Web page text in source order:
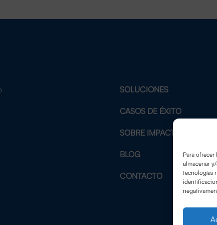
Para
almacenar
tecnologías
SOLUCIONES
CASOS DE ÉXITO
SOBRE IMPACTE
BLOG
CONTACTO